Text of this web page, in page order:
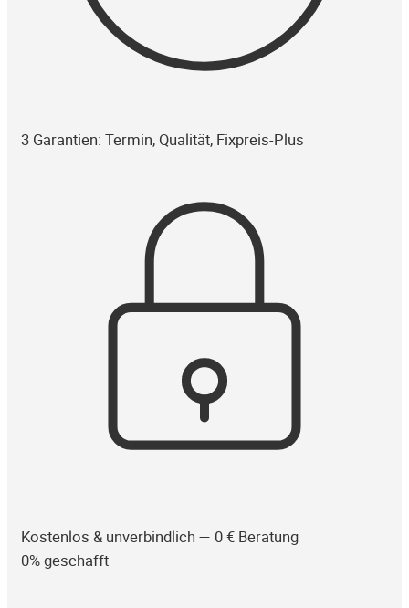
3 Garantien: Termin, Qualität, Fixpreis-Plus
Kostenlos & unverbindlich — 0 € Beratung
0% geschafft